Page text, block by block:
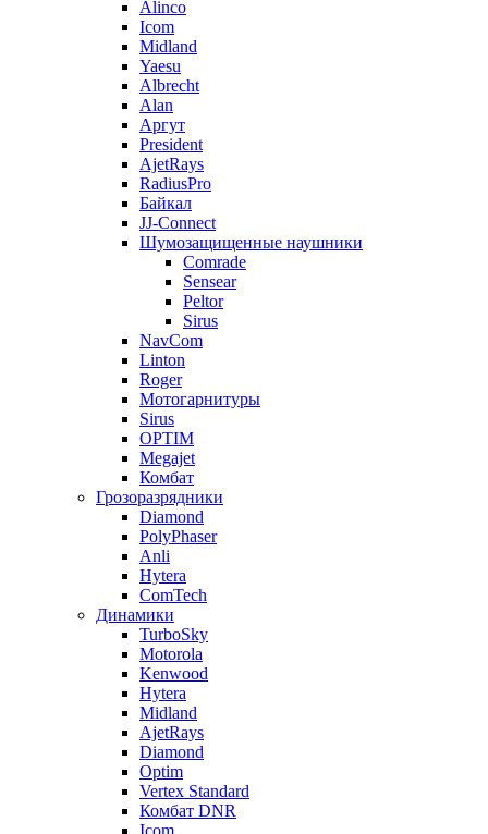
Alinco
Icom
Midland
Yaesu
Albrecht
Alan
Аргут
President
AjetRays
RadiusPro
Байкал
JJ-Connect
Шумозащищенные наушники
Comrade
Sensear
Peltor
Sirus
NavCom
Linton
Roger
Мотогарнитуры
Sirus
OPTIM
Megajet
Комбат
Грозоразрядники
Diamond
PolyPhaser
Anli
Hytera
ComTech
Динамики
TurboSky
Motorola
Kenwood
Hytera
Midland
AjetRays
Diamond
Optim
Vertex Standard
Комбат DNR
Icom